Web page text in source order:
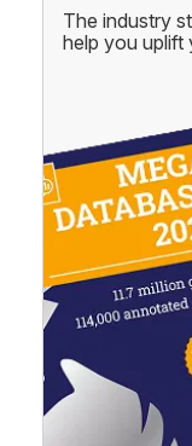
The industry
help you uplift